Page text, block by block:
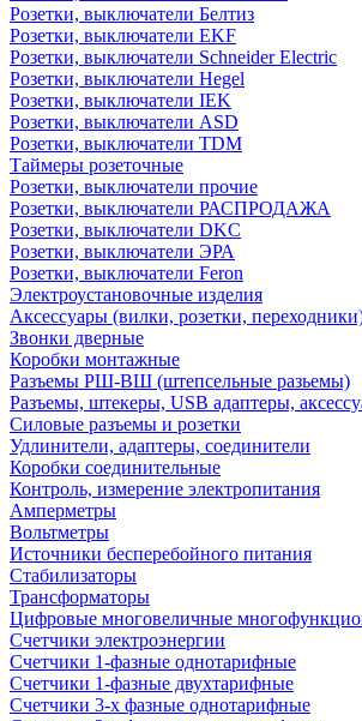
Розетки, выключатели Белтиз
Розетки, выключатели EKF
Розетки, выключатели Schneider Electric
Розетки, выключатели Hegel
Розетки, выключатели IEK
Розетки, выключатели ASD
Розетки, выключатели TDM
Таймеры розеточные
Розетки, выключатели прочие
Розетки, выключатели РАСПРОДАЖА
Розетки, выключатели DKC
Розетки, выключатели ЭРА
Розетки, выключатели Feron
Электроустановочные изделия
Аксессуары (вилки, розетки,
Звонки дверные
Коробки монтажные
Разъемы РШ-ВШ (штепсельные разьемы)
Разъемы, штекеры, USB адаптеры,
Силовые разъемы и розетки
Удлинители, адаптеры, соединители
Коробки соединительные
Контроль, измерение электропитания
Амперметры
Вольтметры
Источники бесперебойного питания
Стабилизаторы
Трансформаторы
Цифровые многовеличные
Счетчики электроэнергии
Счетчики 1-фазные однотарифные
Счетчики 1-фазные двухтарифные
Счетчики 3-х фазные однотарифные